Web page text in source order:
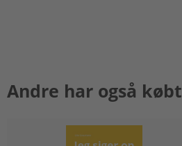
Andre har også købt